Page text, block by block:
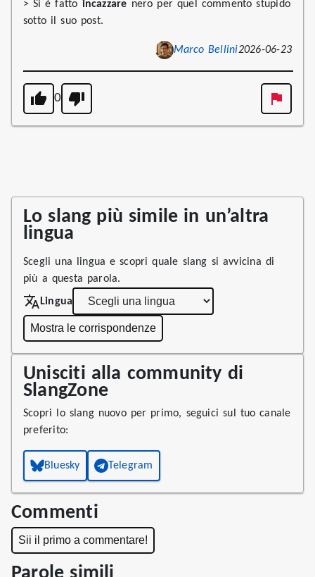
> Si è fatto incazzare nero per quel commento stupido
sotto il suo post.
Marco Bellini2026-06-23
0
Lo slang più simile in un’altra
lingua
Scegli una lingua e scopri quale slang si avvicina di
più a questa parola.
Lingua
Mostra le corrispondenze
Unisciti alla community di
SlangZone
Scopri lo slang nuovo per primo, seguici sul tuo canale
preferito:
Bluesky Telegram
Commenti
Sii il primo a commentare!